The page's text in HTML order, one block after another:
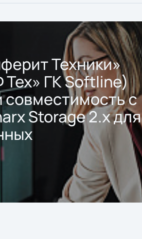
Техники»
Тех» ГК Softline)
совместимость с
Storage 2.x для